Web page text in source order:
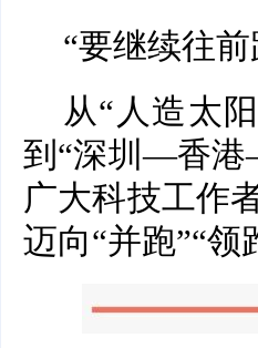
“要继续往
从“人造太
到“深圳—香港
广大科技工作
迈向“并跑”“